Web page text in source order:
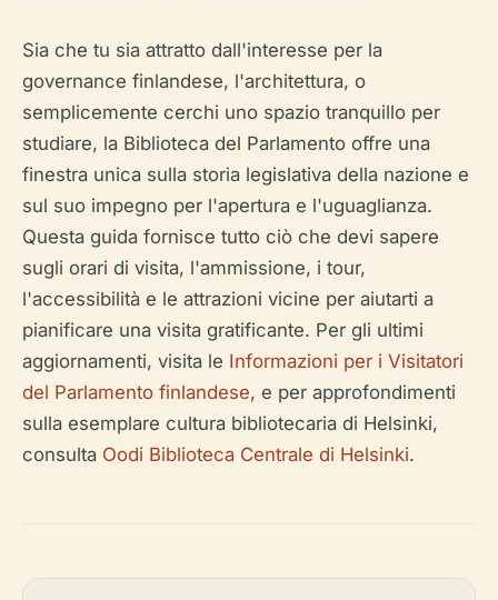
Sia che tu sia attratto dall'interesse per la
governance finlandese, l'architettura, o
semplicemente cerchi uno spazio tranquillo per
studiare, la Biblioteca del Parlamento offre una
finestra unica sulla storia legislativa della nazione e
sul suo impegno per l'apertura e l'uguaglianza.
Questa guida fornisce tutto ciò che devi sapere
sugli orari di visita, l'ammissione, i tour,
l'accessibilità e le attrazioni vicine per aiutarti a
pianificare una visita gratificante. Per gli ultimi
aggiornamenti, visita le Informazioni per i Visitatori
del Parlamento finlandese, e per approfondimenti
sulla esemplare cultura bibliotecaria di Helsinki,
consulta Oodi Biblioteca Centrale di Helsinki.